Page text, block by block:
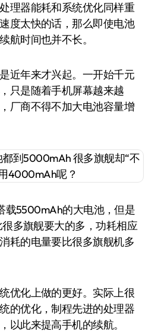
理器能耗和系统优化同样重
度太快的话，那么即使电池
航时间也并不长。
近年来才兴起。一开始千元
只是随着手机屏幕越来越
厂商不得不加大电池容量增
载5500mAh的大电池，但是
多旗舰要大的多，功耗相应
耗的电量要比很多旗舰机多
优化上做的更好。实际上很
的优化，制程先进的处理器
以此来提高手机的续航。